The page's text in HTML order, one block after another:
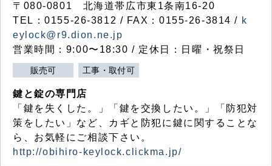
〒080-0801 北海道帯広市東1条南16-20
TEL：0155-26-3812 / FAX：0155-26-3814 / k
eylock@r9.dion.ne.jp
営業時間：9:00〜18:30 / 定休日：日曜・祝祭日
販売可 工事・取付可
鍵と錠の専門店
「鍵を失くした。」「鍵を交換したい。」「防犯対
策をしたい」など、カギと防犯に鍵に関することな
ら、お気軽にご相談下さい。
http://obihiro-keylock.clickma.jp/